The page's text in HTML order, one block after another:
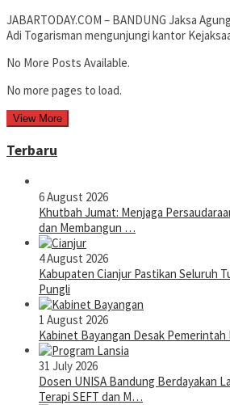
JABARTODAY.COM – BANDUNG Jaksa
Adi Togarisman mengunjungi kantor
No More Posts Available.
No more pages to load.
View More
Terbaru
6 August 2026
Khutbah Jumat: Menjaga
dan Membangun …
4 August 2026
Kabupaten Cianjur Pastikan Seluruh
Pungli
1 August 2026
Kabinet Bayangan Desak Pemerintah
31 July 2026
Dosen UNISA Bandung Berdayakan
Terapi SEFT dan M…